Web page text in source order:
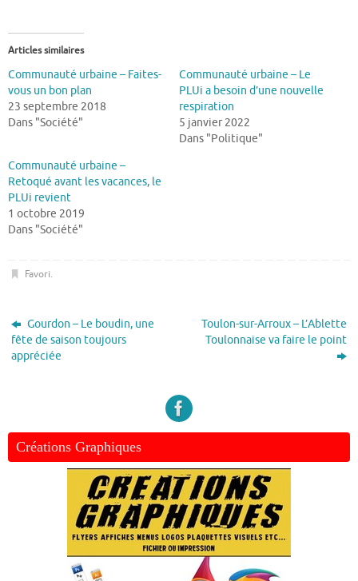
Articles similaires
Communauté urbaine – Faites-
vous un bon plan
23 septembre 2018
Dans "Société"
Communauté urbaine – Le
PLUi a besoin d’une nouvelle
respiration
5 janvier 2022
Dans "Politique"
Communauté urbaine –
Retoqué avant les vacances, le
PLUi revient
1 octobre 2019
Dans "Société"
Favori.
Gourdon – Le boudin, une
fête de saison toujours
appréciée
Toulon-sur-Arroux – L’Ablette
Toulonnaise va faire le point
Créations Graphiques